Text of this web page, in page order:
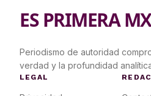
ES PRIMERA MX
Periodismo de autoridad
verdad y la profundidad
LEGAL